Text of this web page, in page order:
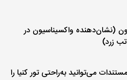
(نشان‌دهنده واکسیناسیون در
تب زرد)
می‌توانید به‌راحتی تور کنیا را